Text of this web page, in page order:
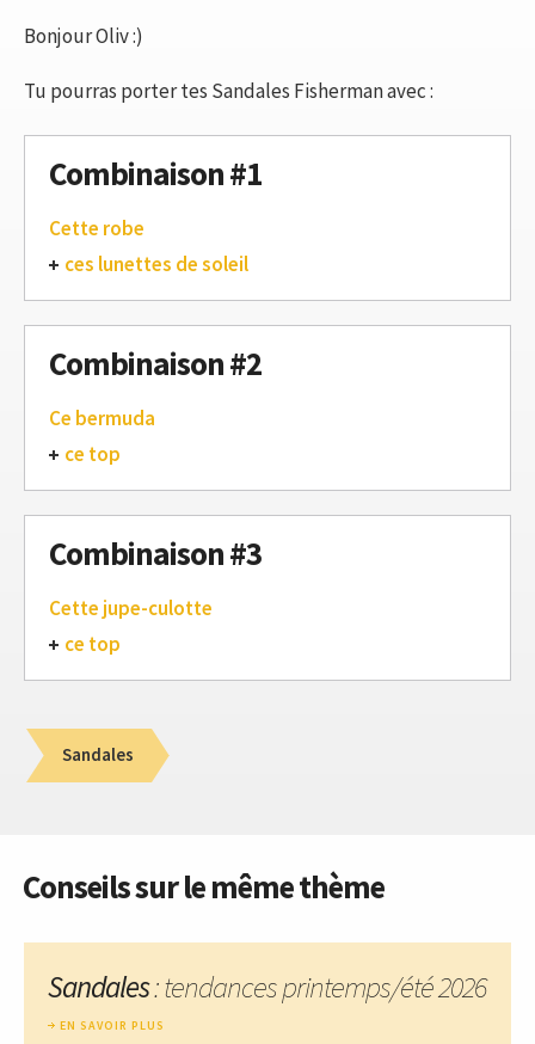
Bonjour Oliv :)
Tu pourras porter tes Sandales Fisherman avec :
Combinaison #1
Cette robe
ces lunettes de soleil
Combinaison #2
Ce bermuda
ce top
Combinaison #3
Cette jupe-culotte
ce top
Sandales
Conseils sur le même thème
Sandales: tendances printemps/été 2026
EN SAVOIR PLUS